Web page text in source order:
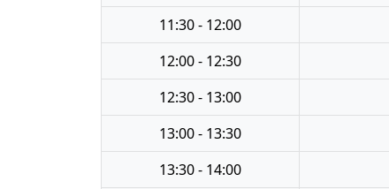
11:30 - 12:00
12:00 - 12:30
12:30 - 13:00
13:00 - 13:30
13:30 - 14:00